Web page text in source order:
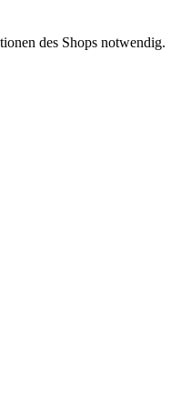
des Shops notwendig.